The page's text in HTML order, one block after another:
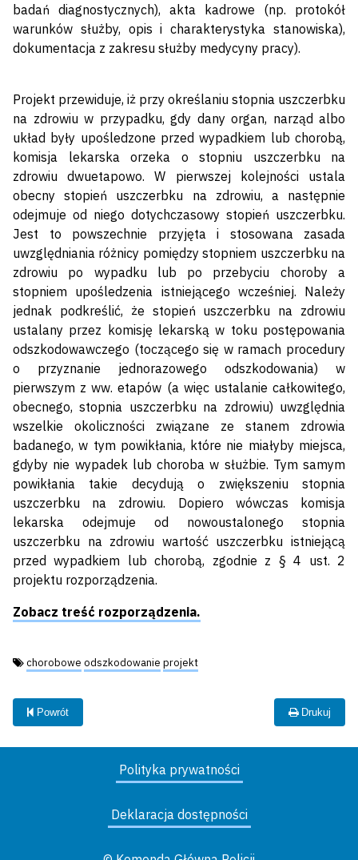
badań diagnostycznych), akta kadrowe (np. protokół
warunków służby, opis i charakterystyka stanowiska),
dokumentacja z zakresu służby medycyny pracy).
Projekt przewiduje, iż przy określaniu stopnia uszczerbku
na zdrowiu w przypadku, gdy dany organ, narząd albo
układ były upośledzone przed wypadkiem lub chorobą,
komisja lekarska orzeka o stopniu uszczerbku na
zdrowiu dwuetapowo. W pierwszej kolejności ustala
obecny stopień uszczerbku na zdrowiu, a następnie
odejmuje od niego dotychczasowy stopień uszczerbku.
Jest to powszechnie przyjęta i stosowana zasada
uwzględniania różnicy pomiędzy stopniem uszczerbku na
zdrowiu po wypadku lub po przebyciu choroby a
stopniem upośledzenia istniejącego wcześniej. Należy
jednak podkreślić, że stopień uszczerbku na zdrowiu
ustalany przez komisję lekarską w toku postępowania
odszkodowawczego (toczącego się w ramach procedury
o przyznanie jednorazowego odszkodowania) w
pierwszym z ww. etapów (a więc ustalanie całkowitego,
obecnego, stopnia uszczerbku na zdrowiu) uwzględnia
wszelkie okoliczności związane ze stanem zdrowia
badanego, w tym powikłania, które nie miałyby miejsca,
gdyby nie wypadek lub choroba w służbie. Tym samym
powikłania takie decydują o zwiększeniu stopnia
uszczerbku na zdrowiu. Dopiero wówczas komisja
lekarska odejmuje od nowoustalonego stopnia
uszczerbku na zdrowiu wartość uszczerbku istniejącą
przed wypadkiem lub chorobą, zgodnie z § 4 ust. 2
projektu rozporządzenia.
Zobacz treść rozporządzenia.
Tagi:
chorobowe odszkodowanie projekt
Powrót Drukuj
Polityka prywatności
Deklaracja dostępności